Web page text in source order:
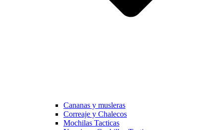
Cananas y musleras
Correaje y Chalecos
Mochilas Tacticas